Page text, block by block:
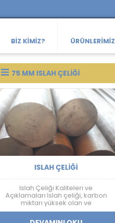
BIZ KIMIZ? ÜRÜNLERIMIZ
75 MM ISLAH ÇELIĞI
ISLAH ÇELIĞI
Islah Çeliği Kaliteleri ve
Açıklamaları Islah çeliği, karbon
miktarı yüksek olan ve
sertleştirme işlemine uygun olan
çeliklerdir. Islah çeliği, farklı